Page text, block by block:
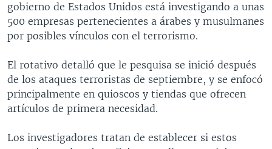
búsqueda
COLOMBIA
CHILE
ECUADOR
VENEZUELA
BRASIL
COSTA RICA
EL SALVADOR
HONDURAS
NICARAGUA
OTRAS SECCIONES
INMIGRACIÓN
MUNDO
ECONOMÍA
ENTRETENIMIENTO Y CULTURA
TECNOLOGÍA
ESPECIALES DE LA VOA
UCRANIA
MULTIMEDIA
VIDEOS
FOTOGRAFÍA
PROGRAMAS TV
EL MUNDO AL DÍA
RADIO
gobierno de Estados Unidos está investigando a unas
500 empresas pertenecientes a árabes y musulmanes
por posibles vínculos con el terrorismo.
El rotativo detalló que le pesquisa se inició después
de los ataques terroristas de septiembre, y se enfocó
principalmente en quioscos y tiendas que ofrecen
artículos de primera necesidad.
Los investigadores tratan de establecer si estos